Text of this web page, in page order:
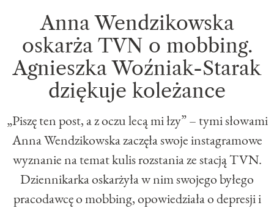
Anna Wendzikowska
oskarża TVN o mobbing.
Agnieszka Woźniak-Starak
dziękuje koleżance
„Piszę ten post, a z oczu lecą mi łzy” – tymi słowami
Anna Wendzikowska zaczęła swoje instagramowe
wyznanie na temat kulis rozstania ze stacją TVN.
Dziennikarka oskarżyła w nim swojego byłego
pracodawcę o mobbing, opowiedziała o depresji i